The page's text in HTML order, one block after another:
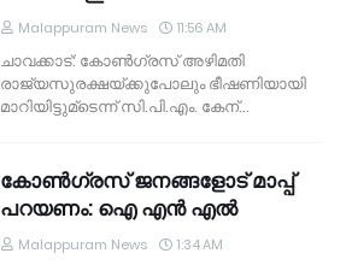
Malappuram News 11:56 AM
ചാവക്കാട്: കോണ്‍ഗ്രസ് അഴിമതി
രാജ്യസുരക്ഷയ്ക്കുപോലും ഭീഷണിയായി
മാറിയിട്ടുമ്‌ടെന്ന് സി.പി.എം. കേന്…
കോണ്‍ഗ്രസ് ജനങ്ങളോട് മാപ്പ്
പറയണം: ഐ എന്‍ എല്‍
Malappuram News 1:34 AM